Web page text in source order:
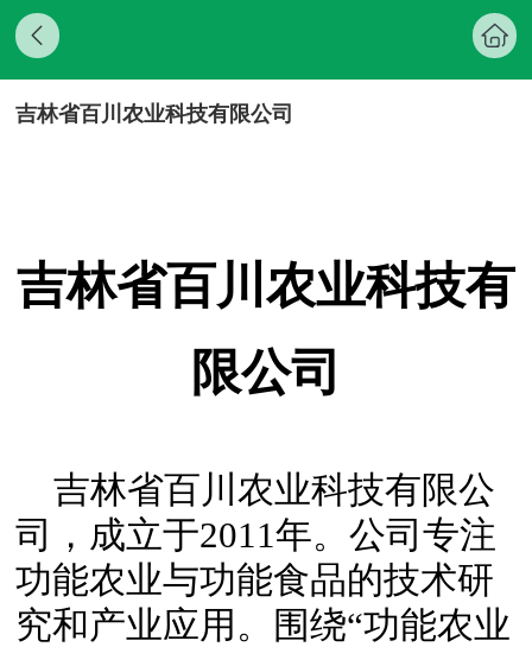
吉林省百川农业科技有限公司
吉林省百川农业科技有
限公司
吉林省百川农业科技有限公
司，成立于2011年。公司专注
功能农业与功能食品的技术研
究和产业应用。围绕“功能农业